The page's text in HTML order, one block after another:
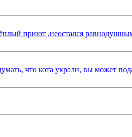
приют ,неостался
что кота украли, вы может